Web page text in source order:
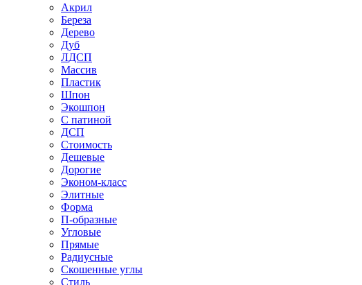
Акрил
Береза
Дерево
Дуб
ЛДСП
Массив
Пластик
Шпон
Экошпон
С патиной
ДСП
Стоимость
Дешевые
Дорогие
Эконом-класс
Элитные
Форма
П-образные
Угловые
Прямые
Радиусные
Скошенные углы
Стиль